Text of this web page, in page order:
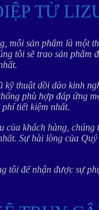
TỪ
mỗi sản phẩm là một
tôi sẽ trao sản phẩm
kỹ thuật dồi dào kinh
phù hợp đáp ứng
tiết kiệm nhất.
của khách hàng, chúng
Sự hài lòng của
tôi để nhận được sự